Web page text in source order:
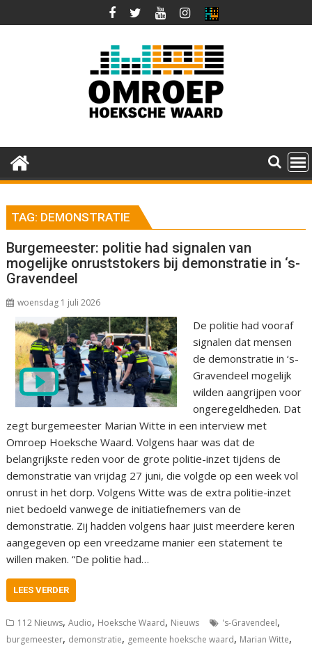
naar
TAG: DEMONSTRATIE
Burgemeester: politie had signalen van
mogelijke onruststokers bij demonstratie in ‘s-
Gravendeel
woensdag 1 juli 2026
De politie had vooraf
signalen dat mensen
de demonstratie in ‘s-
Gravendeel mogelijk
wilden aangrijpen voor
ongeregeldheden. Dat
zegt burgemeester Marian Witte in een interview met
Omroep Hoeksche Waard. Volgens haar was dat de
belangrijkste reden voor de grote politie-inzet tijdens de
demonstratie van vrijdag 27 juni, die volgde op een week vol
onrust in het dorp. Volgens Witte was de extra politie-inzet
niet bedoeld vanwege de initiatiefnemers van de
demonstratie. Zij hadden volgens haar juist meerdere keren
aangegeven op een vreedzame manier een statement te
willen maken. “De politie had…
LEES VERDER
112 Nieuws,Audio, Hoeksche Waard, Nieuws 's-Gravendeel,
burgemeester, demonstratie, gemeente hoeksche waard, Marian Witte,